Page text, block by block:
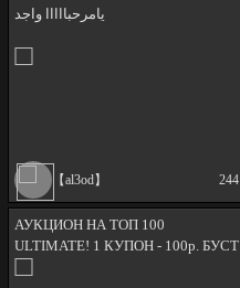
يامرحبااااا واجد
【al3od】 244
АУКЦИОН НА ТОП 100
ULTIMATE! 1 КУПОН - 100р. БУСТ